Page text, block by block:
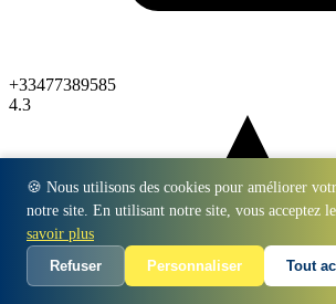
🍪 Nous utilisons des cookies pour améliorer
notre site. En utilisant notre site, vous acceptez
savoir plus
Refuser
Personnaliser Tout
+33477389585
4.3